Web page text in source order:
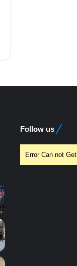
Follow us
Error Can not